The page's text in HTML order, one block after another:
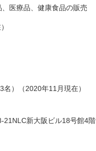
医療品、健康食品の販売
）（2020年11月現在）
21NLC新大阪ビル18号館4階